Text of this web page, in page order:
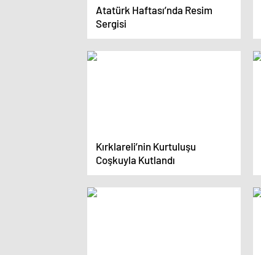
Atatürk Haftası’nda Resim
Sergisi
Kırklareli’nin Kurtuluşu
Coşkuyla Kutlandı